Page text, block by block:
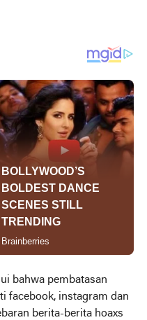
bahwa pembatasan
facebook, instagram dan
berita-berita hoaxs